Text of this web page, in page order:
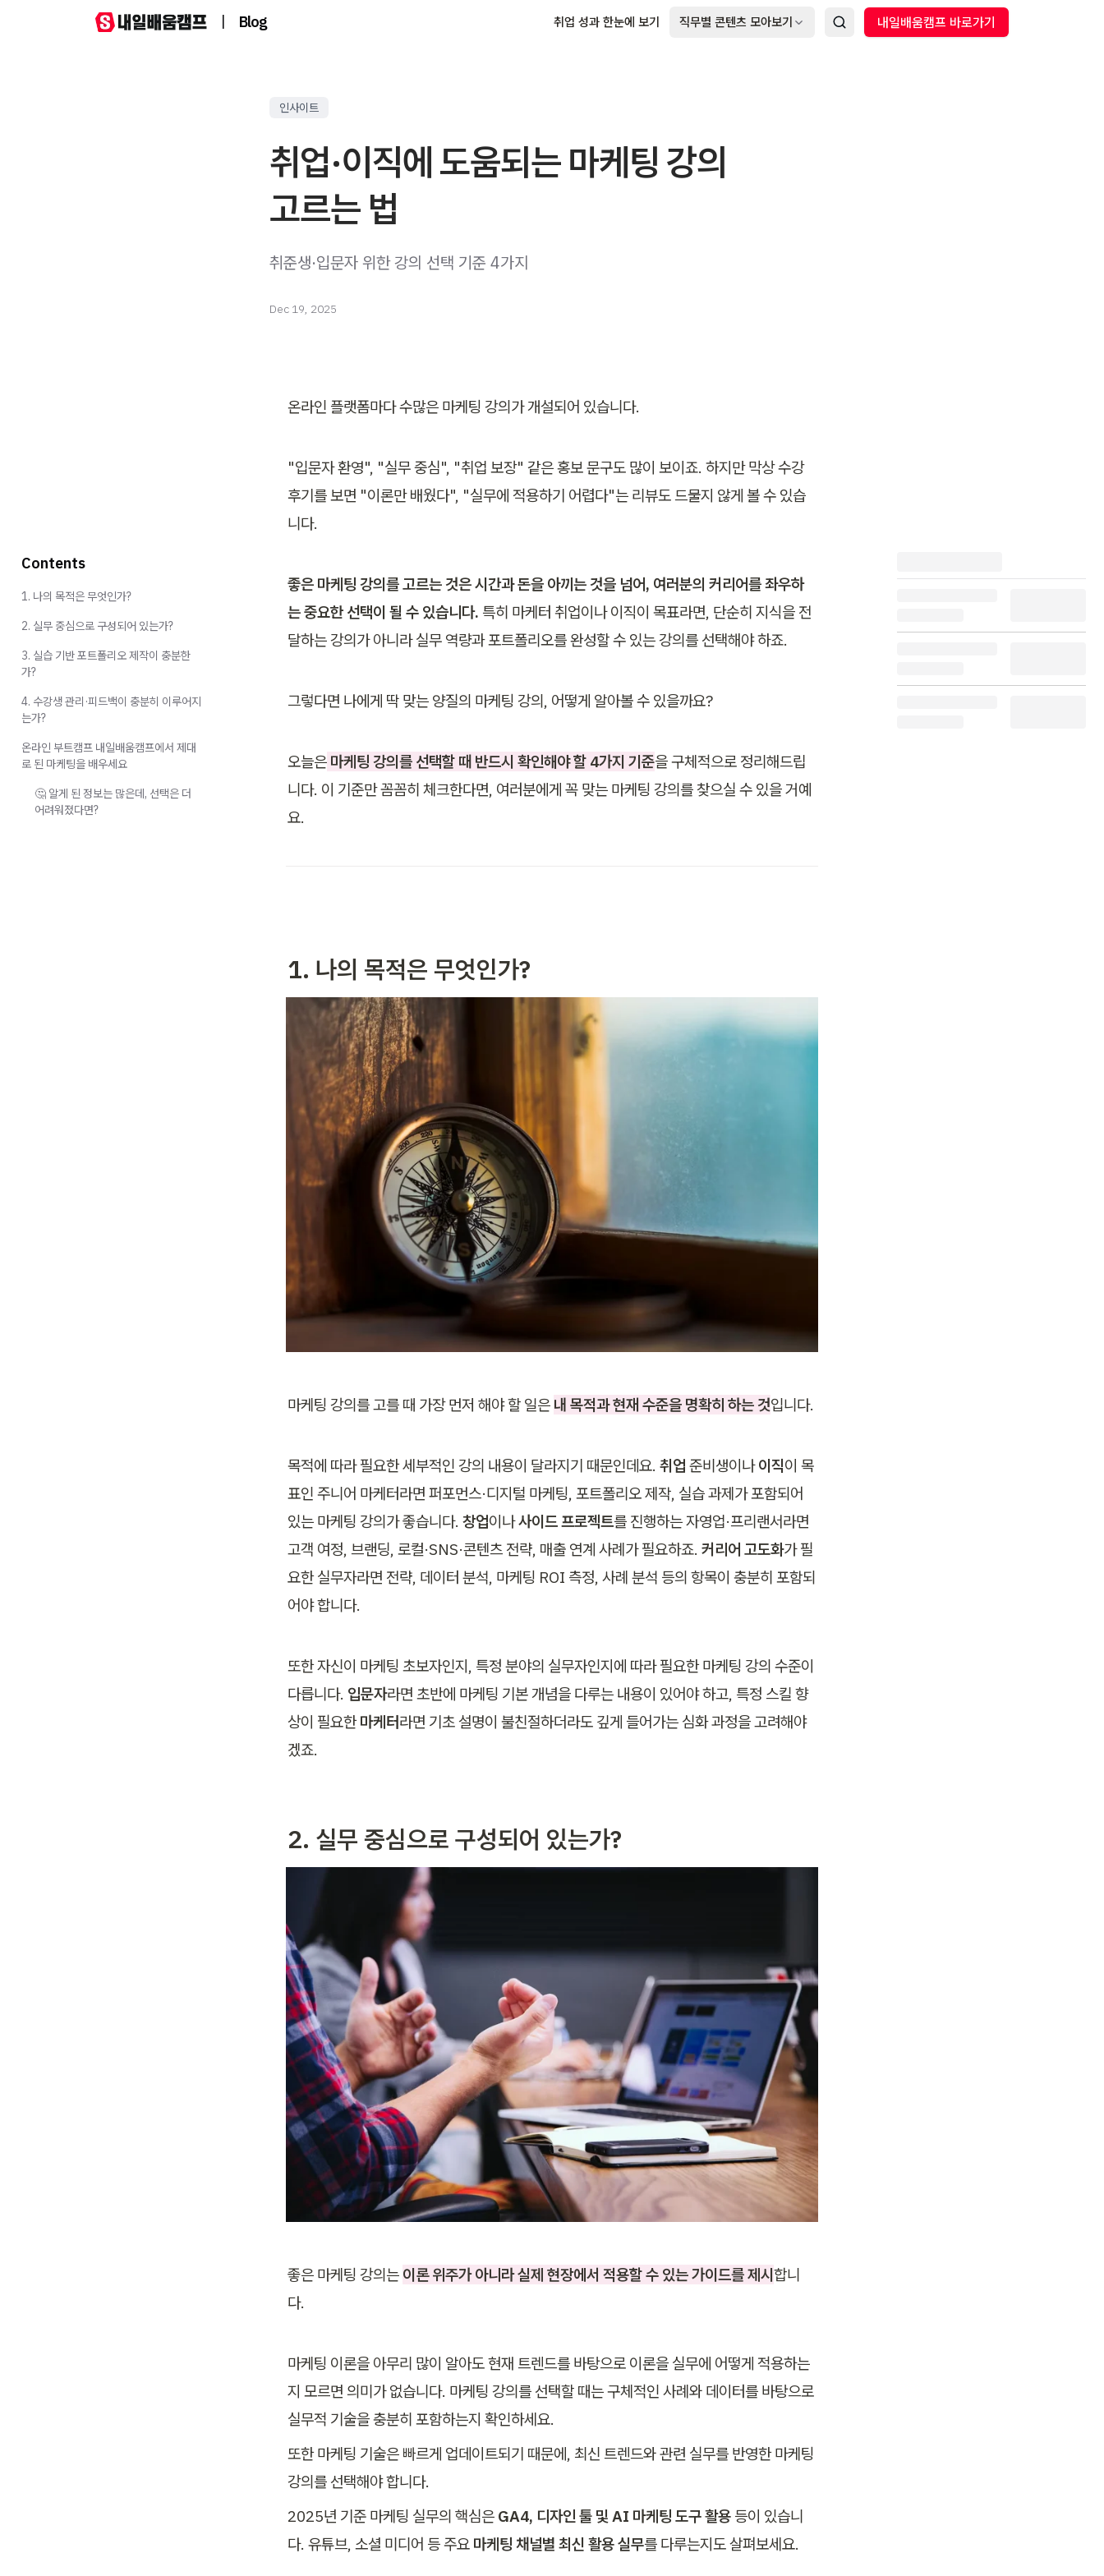
| Blog 취업 성과 한눈에 보기 직무별 콘텐츠 모아보기 내일배움캠프 바로가기
인사이트
취업·이직에 도움되는 마케팅 강의
고르는 법
취준생·입문자 위한 강의 선택 기준 4가지
Dec 19, 2025
온라인 플랫폼마다 수많은 마케팅 강의가 개설되어 있습니다.
"입문자 환영", "실무 중심", "취업 보장" 같은 홍보 문구도 많이 보이죠. 하지만 막상 수강
후기를 보면 "이론만 배웠다", "실무에 적용하기 어렵다"는 리뷰도 드물지 않게 볼 수 있습
니다.
좋은 마케팅 강의를 고르는 것은 시간과 돈을 아끼는 것을 넘어, 여러분의 커리어를 좌우하
는 중요한 선택이 될 수 있습니다. 특히 마케터 취업이나 이직이 목표라면, 단순히 지식을 전
달하는 강의가 아니라 실무 역량과 포트폴리오를 완성할 수 있는 강의를 선택해야 하죠.
그렇다면 나에게 딱 맞는 양질의 마케팅 강의, 어떻게 알아볼 수 있을까요?
오늘은 마케팅 강의를 선택할 때 반드시 확인해야 할 4가지 기준을 구체적으로 정리해드립
니다. 이 기준만 꼼꼼히 체크한다면, 여러분에게 꼭 맞는 마케팅 강의를 찾으실 수 있을 거예
요.
1. 나의 목적은 무엇인가?
마케팅 강의를 고를 때 가장 먼저 해야 할 일은 내 목적과 현재 수준을 명확히 하는 것입니다.
목적에 따라 필요한 세부적인 강의 내용이 달라지기 때문인데요. 취업 준비생이나 이직이 목
표인 주니어 마케터라면 퍼포먼스·디지털 마케팅, 포트폴리오 제작, 실습 과제가 포함되어
있는 마케팅 강의가 좋습니다. 창업이나 사이드 프로젝트를 진행하는 자영업·프리랜서라면
고객 여정, 브랜딩, 로컬·SNS·콘텐츠 전략, 매출 연계 사례가 필요하죠. 커리어 고도화가 필
요한 실무자라면 전략, 데이터 분석, 마케팅 ROI 측정, 사례 분석 등의 항목이 충분히 포함되
어야 합니다.
또한 자신이 마케팅 초보자인지, 특정 분야의 실무자인지에 따라 필요한 마케팅 강의 수준이
다릅니다. 입문자라면 초반에 마케팅 기본 개념을 다루는 내용이 있어야 하고, 특정 스킬 향
상이 필요한 마케터라면 기초 설명이 불친절하더라도 깊게 들어가는 심화 과정을 고려해야
겠죠.
2. 실무 중심으로 구성되어 있는가?
좋은 마케팅 강의는 이론 위주가 아니라 실제 현장에서 적용할 수 있는 가이드를 제시합니
다.
마케팅 이론을 아무리 많이 알아도 현재 트렌드를 바탕으로 이론을 실무에 어떻게 적용하는
지 모르면 의미가 없습니다. 마케팅 강의를 선택할 때는 구체적인 사례와 데이터를 바탕으로
실무적 기술을 충분히 포함하는지 확인하세요.
또한 마케팅 기술은 빠르게 업데이트되기 때문에, 최신 트렌드와 관련 실무를 반영한 마케팅
강의를 선택해야 합니다.
2025년 기준 마케팅 실무의 핵심은 GA4, 디자인 툴 및 AI 마케팅 도구 활용 등이 있습니
다. 유튜브, 소셜 미디어 등 주요 마케팅 채널별 최신 활용 실무를 다루는지도 살펴보세요.
Contents
1. 나의 목적은 무엇인가?
2. 실무 중심으로 구성되어 있는가?
3. 실습 기반 포트폴리오 제작이 충분한
가?
4. 수강생 관리·피드백이 충분히 이루어지
는가?
온라인 부트캠프 내일배움캠프에서 제대
로 된 마케팅을 배우세요
🤔 알게 된 정보는 많은데, 선택은 더
어려워졌다면?